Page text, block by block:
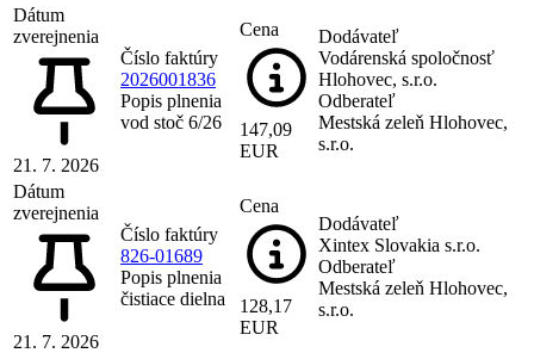
Dátum
zverejnenia
21. 7. 2026
Číslo faktúry
2026001836
Popis plnenia
vod stoč 6/26
Cena
147,09
EUR
Dodávateľ
Vodárenská spoločnosť
Hlohovec, s.r.o.
Odberateľ
Mestská zeleň Hlohovec,
s.r.o.
Dátum
zverejnenia
21. 7. 2026
Číslo faktúry
826-01689
Popis plnenia
čistiace dielna
Cena
128,17
EUR
Dodávateľ
Xintex Slovakia s.r.o.
Odberateľ
Mestská zeleň Hlohovec,
s.r.o.